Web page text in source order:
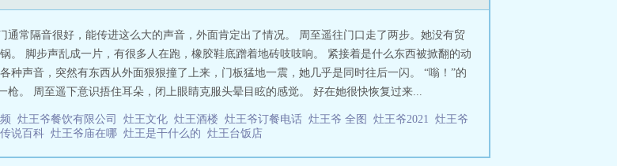
人、大摆婚宴的山神、沙漠戈壁的幻影……周至遥一路南下，见山翻山，遇水涉水，吃一碗
在旅途的终点。老灶的火烧得正旺，锅里的水滚着，有什么东西浮浮沉沉。周至遥低头，只
低防道士姐】——阅读指北：1.全文架空，自设世界观，存在民俗、玄幻元素，请勿带入现实
背景板3.麻烦大家多多收藏、评论、捉虫，但婉拒写作指导4.预祝各位出入行藏，所求利益，
常隔音很好，能传进这么大的声音，外面肯定出了情况。 周至遥往门口走了两步。她没有贸
。 脚步声乱成一片，有很多人在跑，橡胶鞋底蹭着地砖吱吱响。 紧接着是什么东西被掀翻的动
种声音，突然有东西从外面狠狠撞了上来，门板猛地一震，她几乎是同时往后一闪。 “嗡！”的
。 周至遥下意识捂住耳朵，闭上眼睛克服头晕目眩的感觉。 好在她很快恢复过来...
灶王爷餐饮有限公司 灶王文化 灶王酒楼 灶王爷订餐电话 灶王爷 全图 灶王爷2021 灶王爷
说百科 灶王爷庙在哪 灶王是干什么的 灶王台饭店